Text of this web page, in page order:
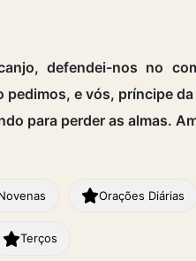
defendei-nos no
pedimos, e vós, príncipe
para perder as almas.
Orações Diárias
Terços